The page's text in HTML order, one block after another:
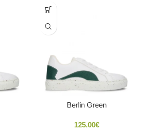
Berlin Green
125.00€